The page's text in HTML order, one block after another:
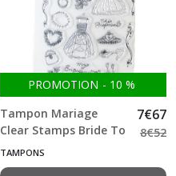
PROMOTION - 10 %
Tampon Mariage
Clear Stamps Bride To
Be
7€67
8€52
TAMPONS